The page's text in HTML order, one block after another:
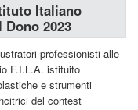
Italiano
2023
professionisti alle
F.I.L.A. istituito
e strumenti
del contest